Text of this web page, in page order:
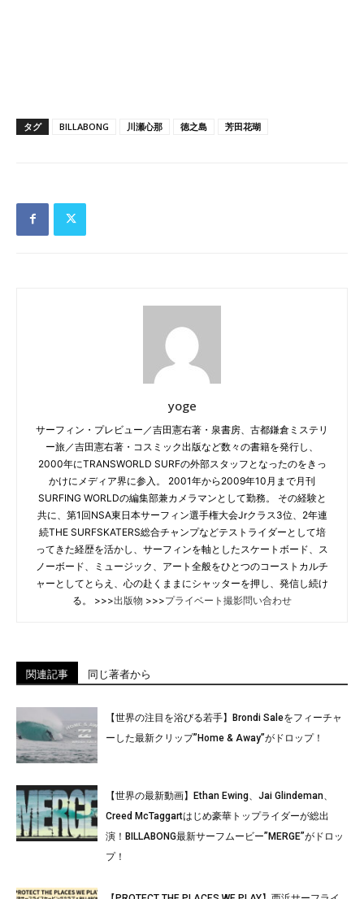
タグ BILLABONG 川瀬心那 徳之島 芳田花瑚
yoge
サーフィン・プレビュー／吉田憲右著・泉書房、古都鎌倉ミステリ
ー旅／吉田憲右著・コスミック出版など数々の書籍を発行し、
2000年にTRANSWORLD SURFの外部スタッフとなったのをきっ
かけにメディア界に参入。 2001年から2009年10月まで月刊
SURFING WORLDの編集部兼カメラマンとして勤務。 その経験と
共に、第1回NSA東日本サーフィン選手権大会Jrクラス3位、2年連
続THE SURFSKATERS総合チャンプなどテストライダーとして培
ってきた経歴を活かし、サーフィンを軸としたスケートボード、ス
ノーボード、ミュージック、アート全般をひとつのコーストカルチ
ャーとしてとらえ、心の赴くままにシャッターを押し、発信し続け
る。 >>>出版物 >>>プライベート撮影問い合わせ
関連記事 同じ著者から
【世界の注目を浴びる若手】Brondi Saleをフィーチャ
ーした最新クリップ”Home & Away”がドロップ！
【世界の最新動画】Ethan Ewing、Jai Glindeman、
Creed McTaggartはじめ豪華トップライダーが総出
演！BILLABONG最新サーフムービー”MERGE”がドロッ
プ！